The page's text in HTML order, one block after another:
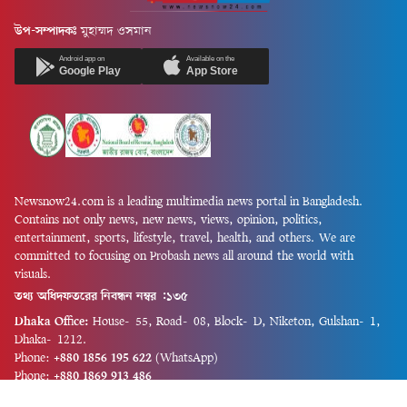
উপ-সম্পাদকঃ মুহাম্মদ ওসমান
Android app on
Google Play
Available on the
App Store
Newsnow24.com is a leading multimedia news portal in Bangladesh.
Contains not only news, new news, views, opinion, politics,
entertainment, sports, lifestyle, travel, health, and others. We are
committed to focusing on Probash news all around the world with
visuals.
তথ্য অধিদফতরের নিবন্ধন নম্বর :১৩৫
Dhaka Office: House-55, Road-08, Block-D, Niketon, Gulshan-1,
Dhaka-1212.
Phone: +880 1856 195 622 (WhatsApp)
Phone: +880 1869 913 486